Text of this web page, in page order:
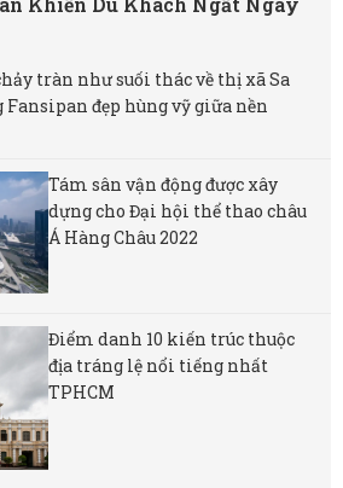
tràn như suối thác về thị xã Sa
Fansipan đẹp hùng vỹ giữa nền
Tám sân vận động được xây
dựng cho Đại hội thể thao châu
Á Hàng Châu 2022
Điểm danh 10 kiến trúc thuộc
địa tráng lệ nổi tiếng nhất
TPHCM